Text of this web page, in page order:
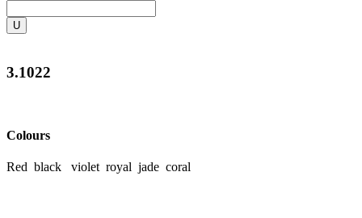
3.1022
Colours
Red black violet royal jade coral